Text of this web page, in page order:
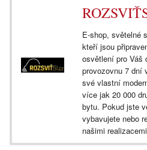
E-shop, světelné
kteří jsou
osvětlení pro Váš
provozovnu 7 dní
své vlastní
více jak 20 000
bytu. Pokud jste
vybavujete nebo
našimi